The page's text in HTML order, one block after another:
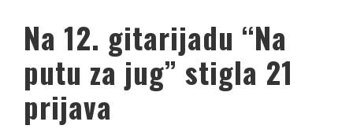
Na 12. gitarijadu “Na
putu za jug” stigla 21
prijava